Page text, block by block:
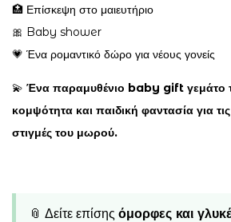
🏥 Επίσκεψη στο μαιευτήριο
🎀 Baby shower
💗 Ένα ρομαντικό δώρο για νέους γονείς
💫 Ένα παραμυθένιο baby gift γεμάτο
κομψότητα και παιδική φαντασία για
στιγμές του μωρού.
📎 Δείτε επίσης όμορφες και